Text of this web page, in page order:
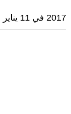
2017 في 11 يناير